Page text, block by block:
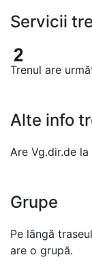
Servicii
Trenul are
Alte info
Are Vg.dir.de
Grupe
Pe lângă
are o grupă.